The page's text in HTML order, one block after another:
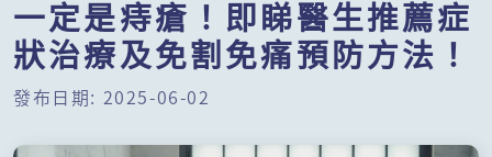
一定是痔瘡！即睇醫生推薦症
狀治療及免割免痛預防方法！
發布日期: 2025-06-02